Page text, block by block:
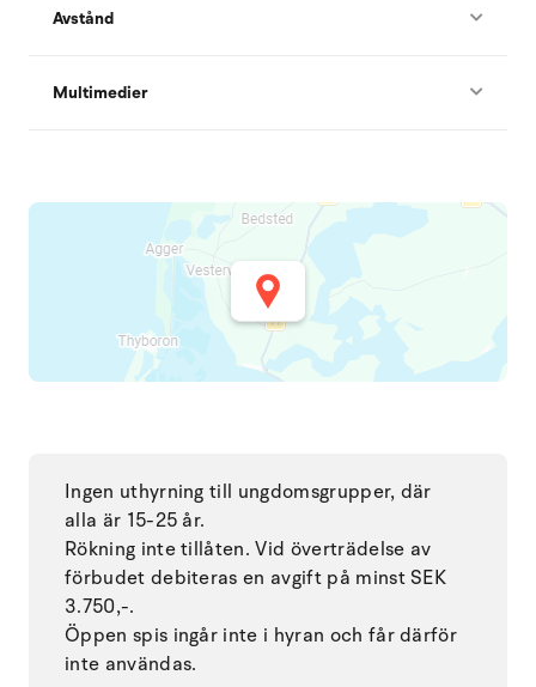
Avstånd
Multimedier
Ingen uthyrning till ungdomsgrupper, där
alla är 15-25 år.
Rökning inte tillåten. Vid överträdelse av
förbudet debiteras en avgift på minst SEK
3.750,-.
Öppen spis ingår inte i hyran och får därför
inte användas.